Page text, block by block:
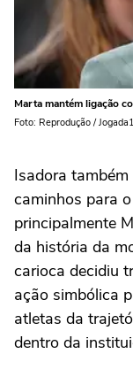
Marta mantém ligação
Foto: Reprodução /
Isadora
caminhos para
principalmente
da história da
carioca decidiu
ação simbólica
atletas da
dentro da